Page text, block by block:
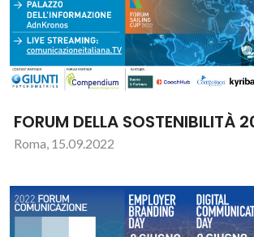
FORUM DELLA SOSTENIBILITÀ
Roma, 15.09.2022